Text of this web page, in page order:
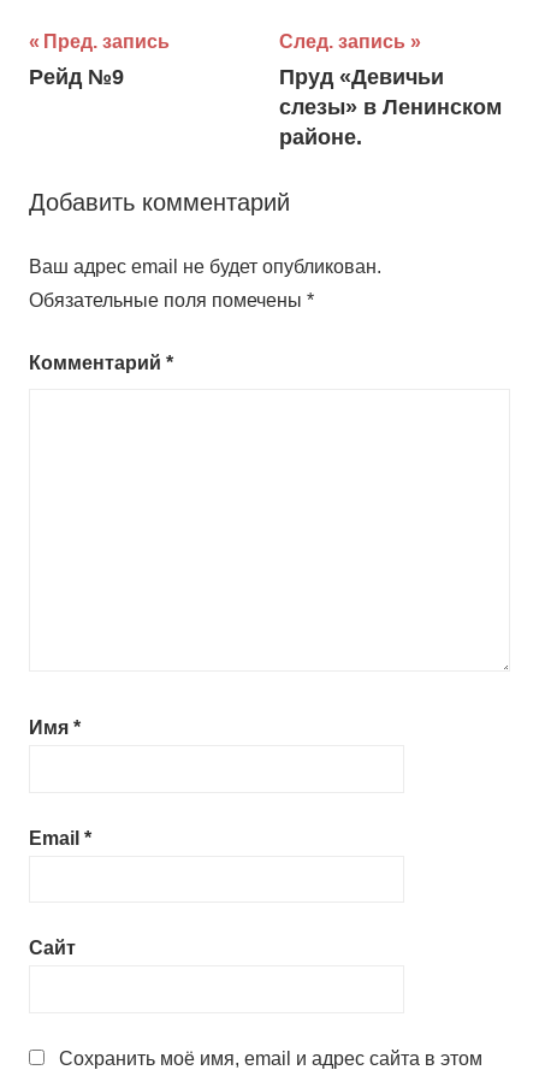
Навигация
по
Пред. запись
Рейд №9
След. запись
Пруд «Девичьи
слезы» в Ленинском
районе.
Добавить комментарий
Ваш адрес email не будет опубликован.
Обязательные поля помечены *
Комментарий *
Имя *
Email *
Сайт
Сохранить моё имя, email и адрес сайта в этом